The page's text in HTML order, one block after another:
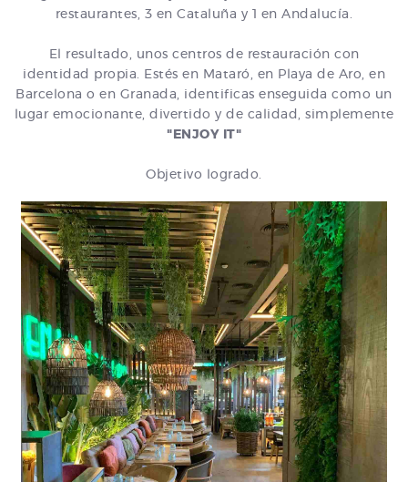
restaurantes, 3 en Cataluña y 1 en Andalucía.
El resultado, unos centros de restauración con
identidad propia. Estés en Mataró, en Playa de Aro, en
Barcelona o en Granada, identificas enseguida como un
lugar emocionante, divertido y de calidad, simplemente
"ENJOY IT"
Objetivo logrado.